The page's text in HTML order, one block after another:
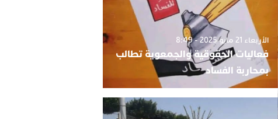
الأربعاء 21 مايو 2025 - 8:49
فعاليات الحقوقية والجمعوية تطالب
بمحاربة الفساد